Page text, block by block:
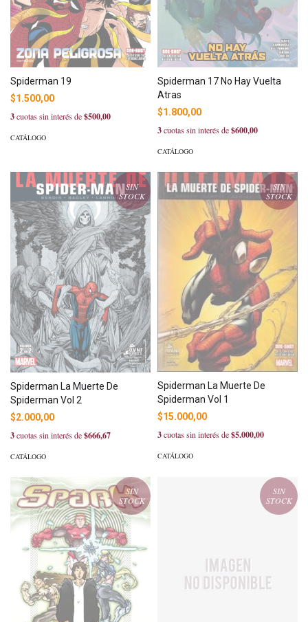
Spiderman 19
$1.500,00
3cuotas sin interés de$500,00
CATÁLOGO
Spiderman 17 No Hay Vuelta
Atras
$1.800,00
3cuotas sin interés de$600,00
CATÁLOGO
SIN
STOCK
Spiderman La Muerte De
Spiderman Vol 2
$2.000,00
3cuotas sin interés de$666,67
CATÁLOGO
SIN
STOCK
Spiderman La Muerte De
Spiderman Vol 1
$15.000,00
3cuotas sin interés de$5.000,00
CATÁLOGO
SIN
STOCK
SIN
STOCK